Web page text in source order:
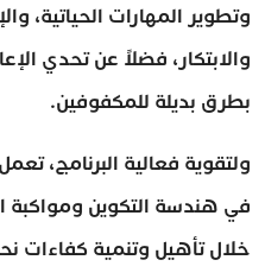
وتطوير المهارات الحياتية،
والابتكار، فضلاً عن تحدي
بطرق بديلة للمكفوفين.
ولتقوية فعالية البرنامج،
في هندسة التكوين ومواكبة